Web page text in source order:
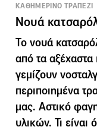
ΚΑΘΗΜΕΡΙΝΟ ΤΡΑΠΕΖΙ
Νουά
Το νουά
από τα
γεμίζουν
περιποιημένα
μας. Αστικό
υλικών. Τι